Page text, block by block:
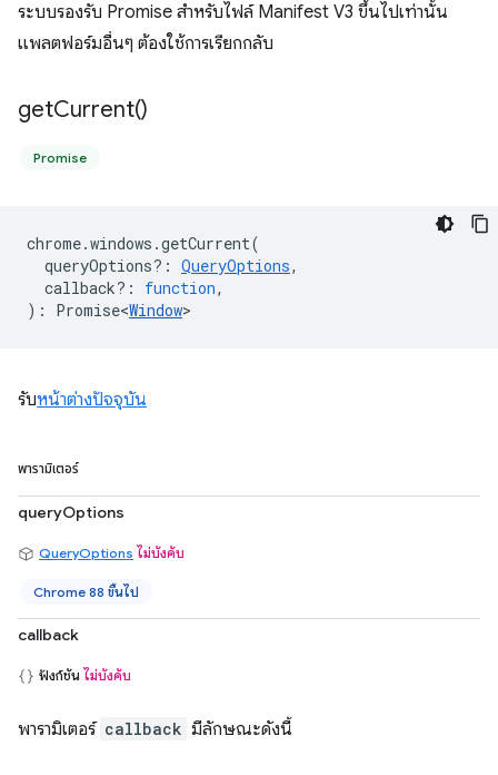
ระบบรองรับ Promise สำหรับไฟล์ Manifest V3 ขึ้นไปเท่านั้น
แพลตฟอร์มอื่นๆ ต้องใช้การเรียกกลับ
getCurrent()
Promise
chrome.windows .getCurrent(
queryOptions? : QueryOptions,
callback? : function,
) : Promise<Window>
รับหน้าต่างปัจจุบัน
พารามิเตอร์
queryOptions
QueryOptions ไม่บังคับ
Chrome 88 ขึ้นไป
callback
ฟังก์ชัน ไม่บังคับ
พารามิเตอร์ callback มีลักษณะดังนี้